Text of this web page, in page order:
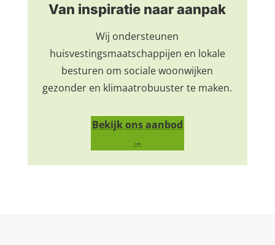
Van inspiratie naar aanpak
Wij ondersteunen
huisvestingsmaatschappijen en lokale
besturen om sociale woonwijken
gezonder en klimaatrobuuster te maken.
Bekijk ons aanbod
→